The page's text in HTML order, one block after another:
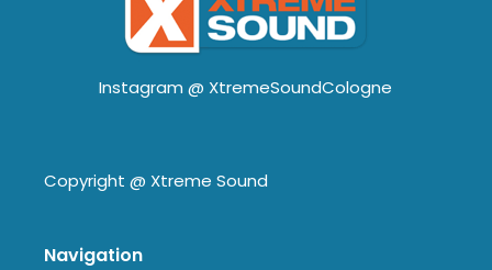
Instagram @ XtremeSoundCologne
Copyright @ Xtreme Sound
Navigation